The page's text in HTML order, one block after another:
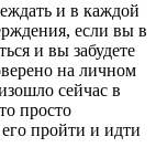
и в каждой
если вы в
и вы забудете
на личном
сейчас в
просто
пройти и идти